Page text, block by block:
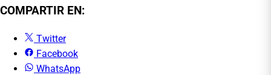
COMPARTIR EN:
Twitter
Facebook
WhatsApp